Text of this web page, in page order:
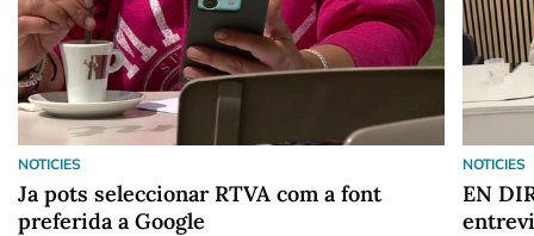
NOTICIES
Ja pots seleccionar RTVA com a font
preferida a Google
NOTICIES
EN